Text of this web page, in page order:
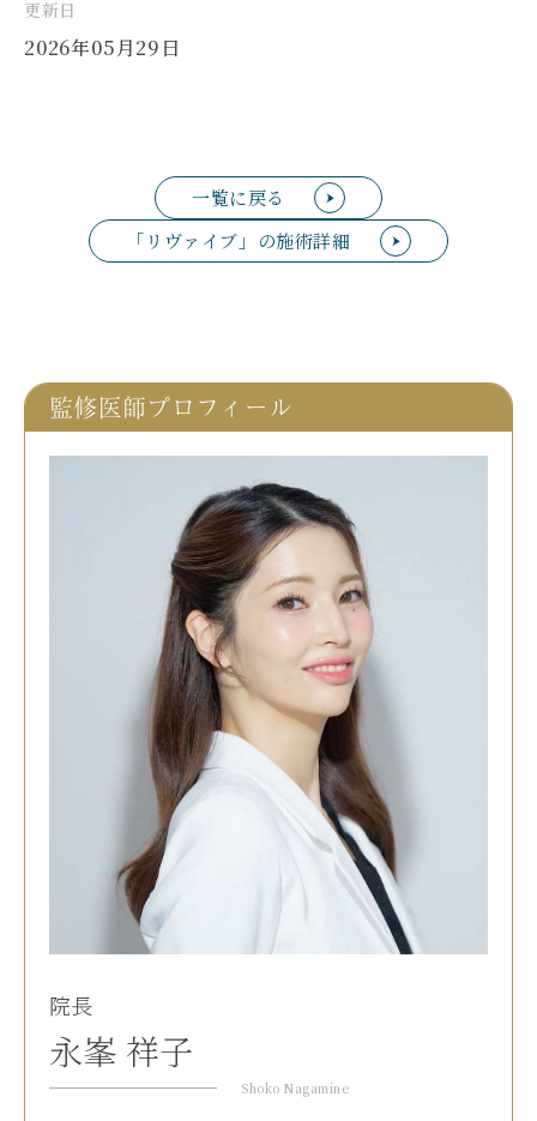
更新日
2026年05月29日
一覧に戻る
「リヴァイブ」の施術詳細
監修医師プロフィール
院長
永峯 祥子
Shoko Nagamine